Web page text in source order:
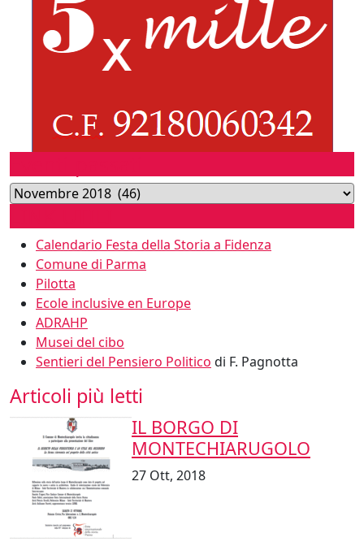
Archivi
Calendario Festa della Storia a Fidenza
Comune di Parma
Pilotta
Ecole inclusive en Europe
ADRAHP
Musei del cibo
Sentieri del Pensiero Politico di F. Pagnotta
Articoli più letti
IL BORGO DI
MONTECHIARUGOLO
27 Ott, 2018